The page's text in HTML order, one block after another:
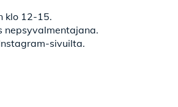
klo 12-15.
nepsyvalmentajana.
sivuilta.